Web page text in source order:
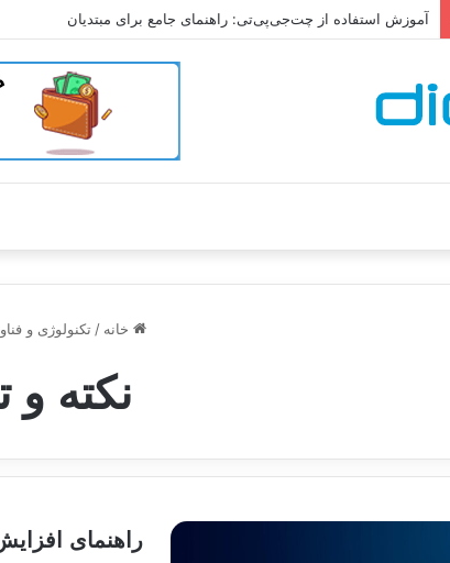
آموزش استفاده از چت‌جی‌پی‌تی: راهنمای جامع برای مبتدیان
خانه / تکنولوژی و
نکته و
راهنمای